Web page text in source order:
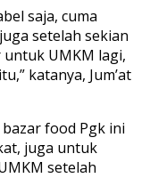
saja, cuma
setelah sekian
UMKM lagi,
katanya, Jum’at
food Pgk ini
juga untuk
setelah